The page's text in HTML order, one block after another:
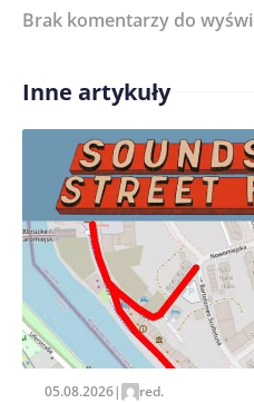
Treść komentarza*
Imię/ Nick*
Zapamiętaj moje
pisania kolejnych
Brak komentarzy do
Inne artykuły
05.08.2026| red.